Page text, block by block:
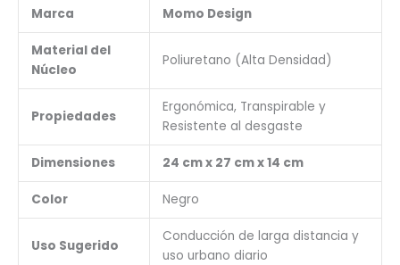
Marca Momo Design
Material del
Núcleo
Poliuretano (Alta Densidad)
Propiedades
Ergonómica, Transpirable y
Resistente al desgaste
Dimensiones 24 cm x 27 cm x 14 cm
Color Negro
Uso Sugerido
Conducción de larga distancia y
uso urbano diario